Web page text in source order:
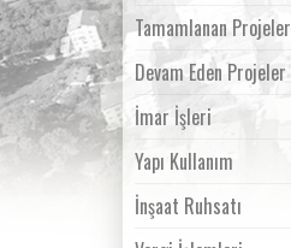
Tamamlanan Projeler
Devam Eden Projeler
İmar İşleri
Yapı Kullanım
İnşaat Ruhsatı